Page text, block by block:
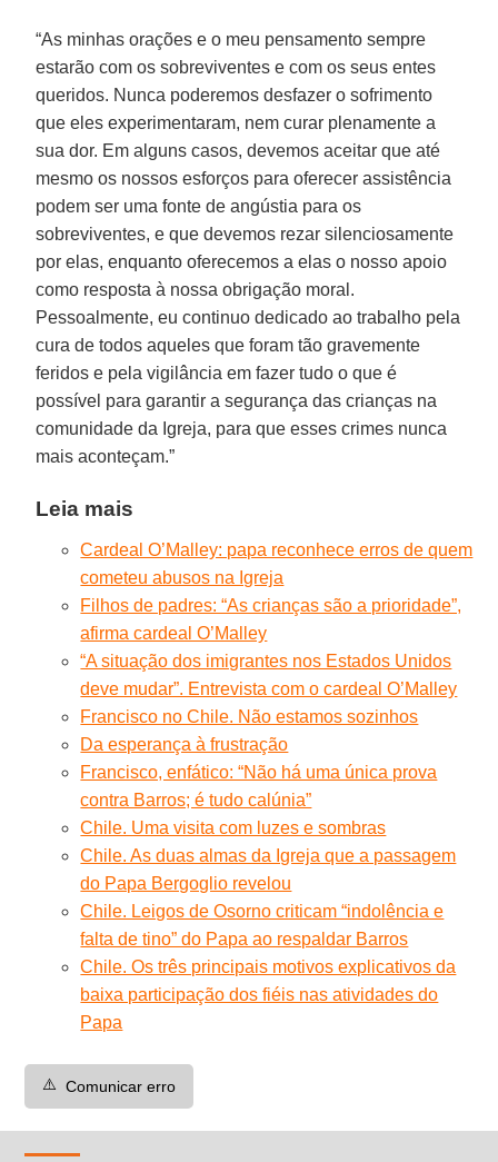
“As minhas orações e o meu pensamento sempre
estarão com os sobreviventes e com os seus entes
queridos. Nunca poderemos desfazer o sofrimento
que eles experimentaram, nem curar plenamente a
sua dor. Em alguns casos, devemos aceitar que até
mesmo os nossos esforços para oferecer assistência
podem ser uma fonte de angústia para os
sobreviventes, e que devemos rezar silenciosamente
por elas, enquanto oferecemos a elas o nosso apoio
como resposta à nossa obrigação moral.
Pessoalmente, eu continuo dedicado ao trabalho pela
cura de todos aqueles que foram tão gravemente
feridos e pela vigilância em fazer tudo o que é
possível para garantir a segurança das crianças na
comunidade da Igreja, para que esses crimes nunca
mais aconteçam.”
Leia mais
Cardeal O’Malley: papa reconhece erros de quem
cometeu abusos na Igreja
Filhos de padres: “As crianças são a prioridade”,
afirma cardeal O’Malley
“A situação dos imigrantes nos Estados Unidos
deve mudar”. Entrevista com o cardeal O’Malley
Francisco no Chile. Não estamos sozinhos
Da esperança à frustração
Francisco, enfático: “Não há uma única prova
contra Barros; é tudo calúnia”
Chile. Uma visita com luzes e sombras
Chile. As duas almas da Igreja que a passagem
do Papa Bergoglio revelou
Chile. Leigos de Osorno criticam “indolência e
falta de tino” do Papa ao respaldar Barros
Chile. Os três principais motivos explicativos da
baixa participação dos fiéis nas atividades do
Papa
⚠️ Comunicar erro